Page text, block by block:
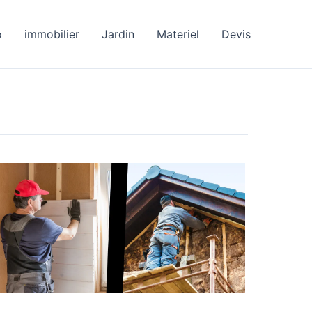
immobilier Jardin Materiel Devis
Isolation
intérieure
extérieure,
quelle
technique
préférée